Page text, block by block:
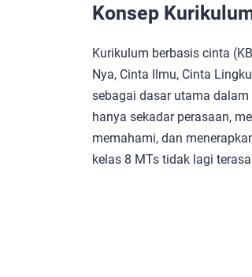
Konsep
Kurikulum berbasis cinta
Nya, Cinta Ilmu, Cinta
sebagai dasar utama
hanya sekadar perasaan,
memahami, dan
kelas 8 MTs tidak lagi